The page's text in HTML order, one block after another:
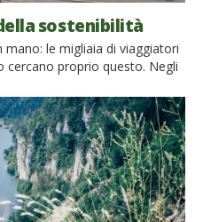
sostenibilità
le migliaia di viaggiatori
cercano proprio questo. Negli
il turismo della
Partiamo alla scoperta di
della foresta Nera (Baden